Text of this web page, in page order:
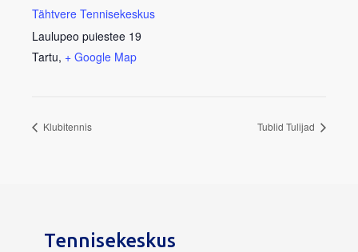
Tähtvere Tennisekeskus
Laulupeo puiestee 19
Tartu, + Google Map
Klubitennis Tublid Tulijad
Tennisekeskus